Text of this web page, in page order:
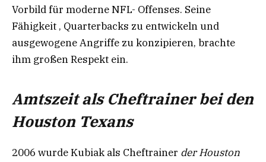
Vorbild für moderne NFL- Offenses. Seine
Fähigkeit , Quarterbacks zu entwickeln und
ausgewogene Angriffe zu konzipieren, brachte
ihm großen Respekt ein.
Amtszeit als Cheftrainer bei den
Houston Texans
2006 wurde Kubiak als Cheftrainer der Houston